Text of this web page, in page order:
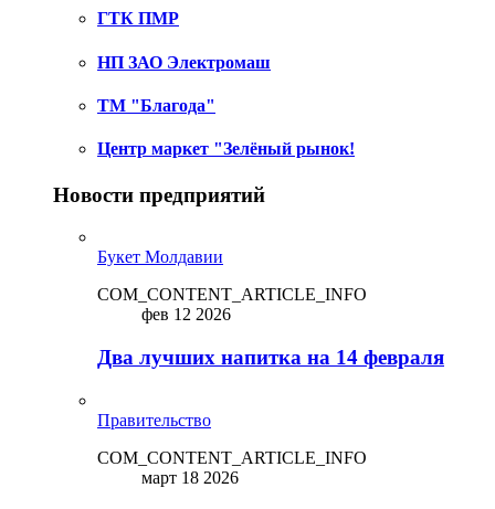
ГТК ПМР
НП ЗАО Электромаш
ТМ "Благода"
Центр маркет "Зелёный рынок!
Новости предприятий
Букет Молдавии
COM_CONTENT_ARTICLE_INFO
фев 12 2026
Два лучших напитка на 14 февраля
Правительство
COM_CONTENT_ARTICLE_INFO
март 18 2026